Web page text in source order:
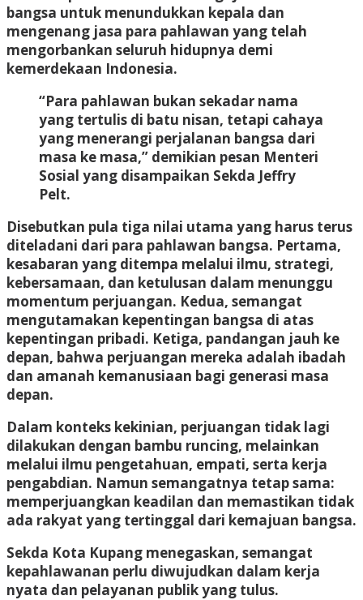
bangsa untuk menundukkan kepala dan
mengenang jasa para pahlawan yang telah
mengorbankan seluruh hidupnya demi
kemerdekaan Indonesia.
“Para pahlawan bukan sekadar nama
yang tertulis di batu nisan, tetapi cahaya
yang menerangi perjalanan bangsa dari
masa ke masa,” demikian pesan Menteri
Sosial yang disampaikan Sekda Jeffry
Pelt.
Disebutkan pula tiga nilai utama yang harus terus
diteladani dari para pahlawan bangsa. Pertama,
kesabaran yang ditempa melalui ilmu, strategi,
kebersamaan, dan ketulusan dalam menunggu
momentum perjuangan. Kedua, semangat
mengutamakan kepentingan bangsa di atas
kepentingan pribadi. Ketiga, pandangan jauh ke
depan, bahwa perjuangan mereka adalah ibadah
dan amanah kemanusiaan bagi generasi masa
depan.
Dalam konteks kekinian, perjuangan tidak lagi
dilakukan dengan bambu runcing, melainkan
melalui ilmu pengetahuan, empati, serta kerja
pengabdian. Namun semangatnya tetap sama:
memperjuangkan keadilan dan memastikan tidak
ada rakyat yang tertinggal dari kemajuan bangsa.
Sekda Kota Kupang menegaskan, semangat
kepahlawanan perlu diwujudkan dalam kerja
nyata dan pelayanan publik yang tulus.